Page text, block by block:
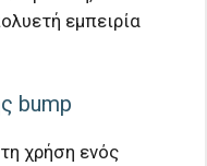
εμπειρία
bump
χρήση ενός